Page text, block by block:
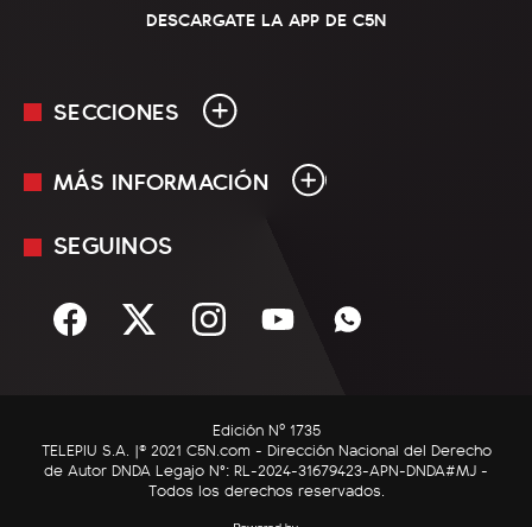
DESCARGATE LA APP DE C5N
SECCIONES
En Vivo
Sociedad
C5N Autos
RatingCero
MÁS INFORMACIÓN
Mediakit
Términos y condiciones
SEGUINOS
Edición Nº 1735
TELEPIU S.A. |© 2021 C5N.com - Dirección Nacional del Derecho
de Autor DNDA Legajo N°: RL-2024-31679423-APN-DNDA#MJ -
Todos los derechos reservados.